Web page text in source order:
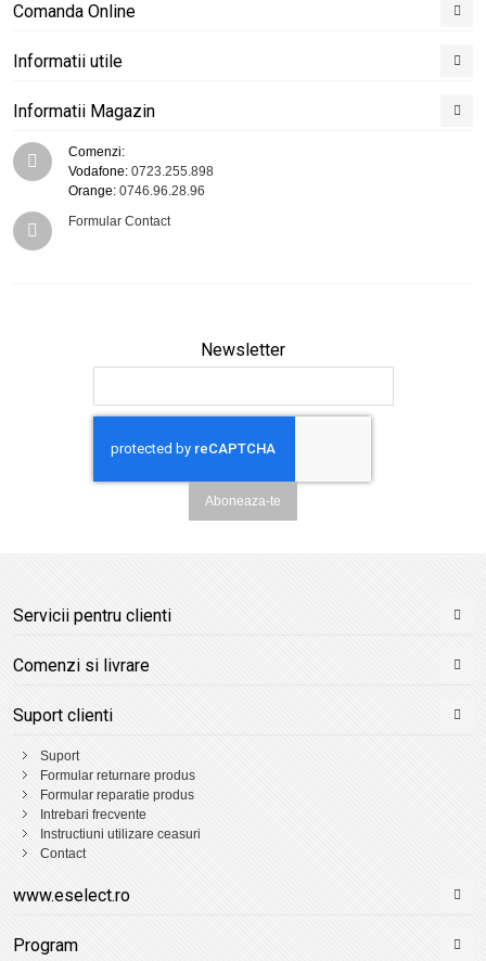
Comanda Online
Informatii utile
Informatii Magazin
Comenzi:
Vodafone: 0723.255.898
Orange: 0746.96.28.96
Formular Contact
Newsletter
Aboneaza-te
Servicii pentru clienti
Comenzi si livrare
Suport clienti
Suport
Formular returnare produs
Formular reparatie produs
Intrebari frecvente
Instructiuni utilizare ceasuri
Contact
www.eselect.ro
Program